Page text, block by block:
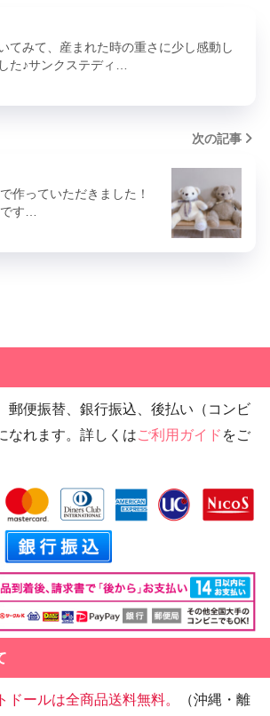
てみて、産まれた時の重さに少し感動し
た♪サンクステディ…
次の記事
作っていただきました！
す…
郵便振替、銀行振込、後払い（コンビ
なれます。詳しくはご利用ガイド をご
ドールは全商品送料無料。
（沖縄・離